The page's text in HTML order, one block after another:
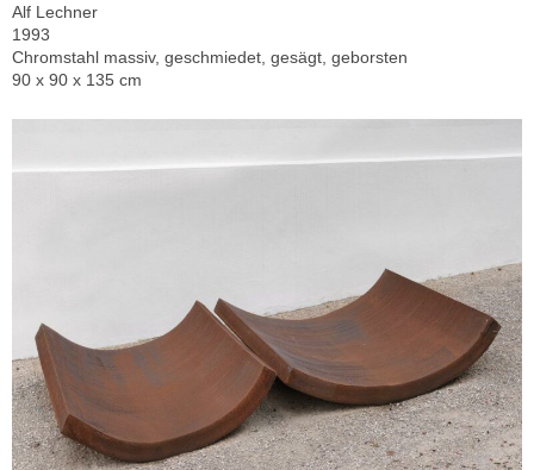
Alf Lechner
1993
Chromstahl massiv, geschmiedet, gesägt, geborsten
90 x 90 x 135 cm